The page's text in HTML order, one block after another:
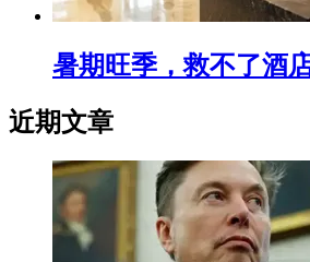
暑期旺季，救不了酒
近期文章